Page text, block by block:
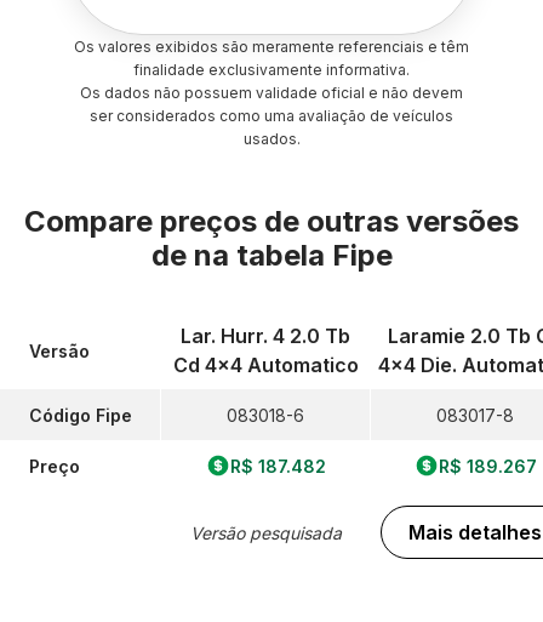
Os valores exibidos são meramente referenciais e têm
finalidade exclusivamente informativa.
Os dados não possuem validade oficial e não devem
ser considerados como uma avaliação de veículos
usados.
Compare preços de outras versões
de na tabela Fipe
Versão
Código Fipe
Preço
Lar. Hurr. 4 2.0 Tb
Cd 4x4 Automatico
083018-6
R$ 187.482
Versão pesquisada
Laramie 2.0 Tb
4x4 Die.
083017-8
R$ 189.267
Mais detalhes